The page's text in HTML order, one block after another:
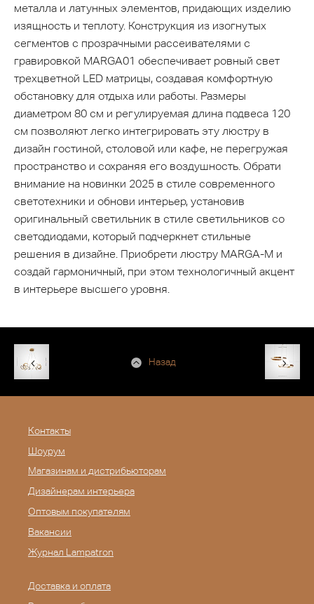
металла и латунных элементов, придающих изделию
изящность и теплоту. Конструкция из изогнутых
сегментов с прозрачными рассеивателями с
гравировкой MARGA01 обеспечивает ровный свет
трехцветной LED матрицы, создавая комфортную
обстановку для отдыха или работы. Размеры
диаметром 80 см и регулируемая длина подвеса 120
см позволяют легко интегрировать эту люстру в
дизайн гостиной, столовой или кафе, не перегружая
пространство и сохраняя его воздушность. Обрати
внимание на новинки 2025 в стиле современного
светотехники и обнови интерьер, установив
оригинальный светильник в стиле светильников со
светодиодами, который подчеркнет стильные
решения в дизайне. Приобрети люстру MARGA-M и
создай гармоничный, при этом технологичный акцент
в интерьере высшего уровня.
Назад
Контакты
Шоурум
Магазинам и дистрибьюторам
Дизайнерам интерьера
Оптовым покупателям
Вакансии
Журнал Lampatron
Доставка и оплата